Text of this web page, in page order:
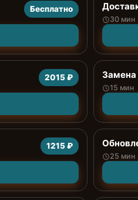
Бесплатно
30 мин
2015 ₽ Замена
15 мин
1215 ₽
25 мин